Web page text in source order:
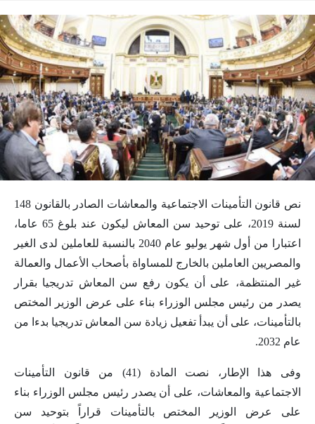
نص قانون التأمينات الاجتماعية والمعاشات الصادر بالقانون 148
لسنة 2019، على توحيد سن المعاش ليكون عند بلوغ 65 عاما،
اعتبارا من أول شهر يوليو عام 2040 بالنسبة للعاملين لدى الغير
والمصريين العاملين بالخارج للمساواة بأصحاب الأعمال والعمالة
غير المنتظمة، على أن يكون رفع سن المعاش تدريجيا بقرار
يصدر من رئيس مجلس الوزراء بناء على عرض الوزير المختص
بالتأمينات، على أن يبدأ تفعيل زيادة سن المعاش تدريجيا بدءا من
عام 2032.
وفى هذا الإطار، نصت المادة (41) من قانون التأمينات
الاجتماعية والمعاشات، على أن يصدر رئيس مجلس الوزراء بناء
على عرض الوزير المختص بالتأمينات قراراً بتوحيد سن